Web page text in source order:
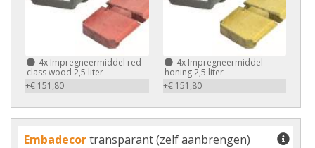
4x Impregneermiddel red
class wood 2,5 liter
+€ 151,80
4xImpregneermiddel
honing 2,5 liter
+€ 151,80
Embadecortransparant (zelf aanbrengen)